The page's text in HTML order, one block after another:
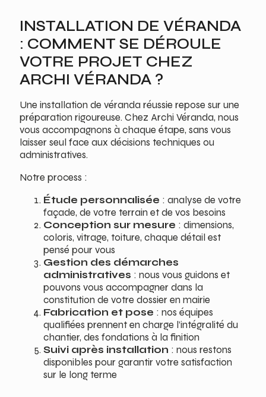
INSTALLATION DE VÉRANDA
: COMMENT SE DÉROULE
VOTRE PROJET CHEZ
ARCHI VÉRANDA ?
Une installation de véranda réussie repose sur une
préparation rigoureuse. Chez Archi Véranda, nous
vous accompagnons à chaque étape, sans vous
laisser seul face aux décisions techniques ou
administratives.
Notre process :
Étude personnalisée : analyse de votre
façade, de votre terrain et de vos besoins
Conception sur mesure : dimensions,
coloris, vitrage, toiture, chaque détail est
pensé pour vous
Gestion des démarches
administratives : nous vous guidons et
pouvons vous accompagner dans la
constitution de votre dossier en mairie
Fabrication et pose : nos équipes
qualifiées prennent en charge l’intégralité du
chantier, des fondations à la finition
Suivi après installation : nous restons
disponibles pour garantir votre satisfaction
sur le long terme